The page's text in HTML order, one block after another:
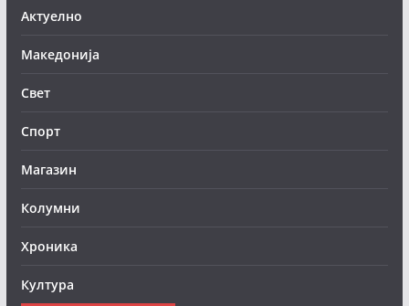
Актуелно
Македонија
Свет
Спорт
Магазин
Колумни
Хроника
Култура